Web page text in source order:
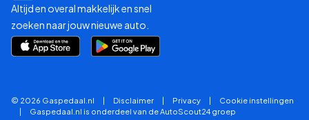
Altijd en overal makkelijk en snel
zoeken naar jouw nieuwe auto.
© 2026 Gaspedaal.nl | Disclaimer | Privacy |
Cookie instellingen
|
Gaspedaal.nl is onderdeel van de AutoScout24 groep